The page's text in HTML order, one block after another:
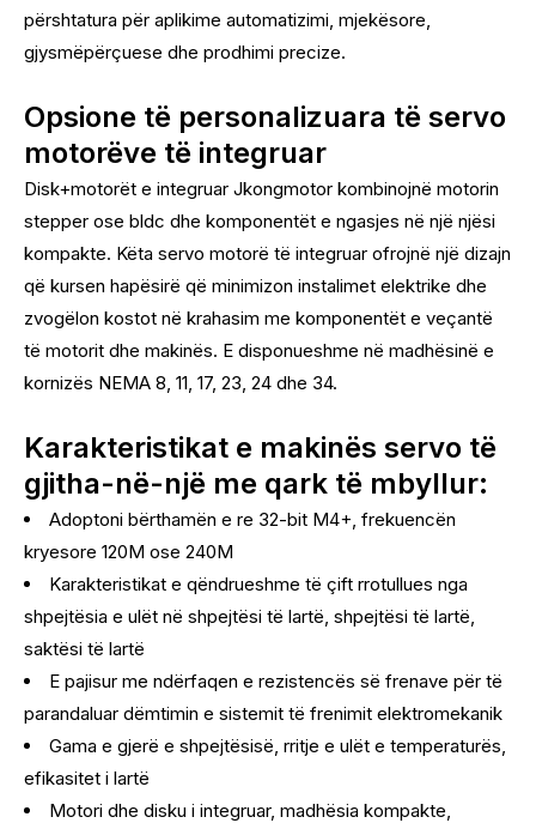
përshtatura për aplikime automatizimi, mjekësore,
gjysmëpërçuese dhe prodhimi precize.
Opsione të personalizuara të servo
motorëve të integruar
Disk+motorët e integruar Jkongmotor kombinojnë motorin
stepper ose bldc dhe komponentët e ngasjes në një njësi
kompakte. Këta servo motorë të integruar ofrojnë një dizajn
që kursen hapësirë ​​që minimizon instalimet elektrike dhe
zvogëlon kostot në krahasim me komponentët e veçantë
të motorit dhe makinës. E disponueshme në madhësinë e
kornizës NEMA 8, 11, 17, 23, 24 dhe 34.
Karakteristikat e makinës servo të
gjitha-në-një me qark të mbyllur:
Adoptoni bërthamën e re 32-bit M4+, frekuencën
kryesore 120M ose 240M
Karakteristikat e qëndrueshme të çift rrotullues nga
shpejtësia e ulët në shpejtësi të lartë, shpejtësi të lartë,
saktësi të lartë
E pajisur me ndërfaqen e rezistencës së frenave për të
parandaluar dëmtimin e sistemit të frenimit elektromekanik
Gama e gjerë e shpejtësisë, rritje e ulët e temperaturës,
efikasitet i lartë
Motori dhe disku i integruar, madhësia kompakte,